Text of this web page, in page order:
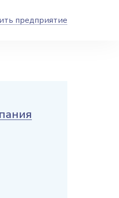
предприятие